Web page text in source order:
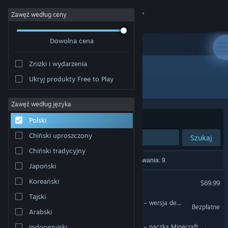
Zaloguj się
Społeczność
Informacje
Wsparcie
Zmień język
Pobierz aplikację mobilną Steam
Wersja przeglądarkowa
Zawęź według ceny
Dowolna cena
Zniżki i wydarzenia
Ukryj produkty Free to Play
Zawęź według języka
Polski
Chiński uproszczony
Chiński tradycyjny
Japoński
Koreański
Tajski
Arabski
"Sonic Racing: CrossWorlds"
Sortuj według:
Szukaj
Liczba wyników pasujących do twojego wyszukiwania: 9.
$69.99
Sonic Racing: CrossWorlds – wersja demonstracyjna
Bezpłatne
Sonic Racing: CrossWorlds – paczka Minecraft